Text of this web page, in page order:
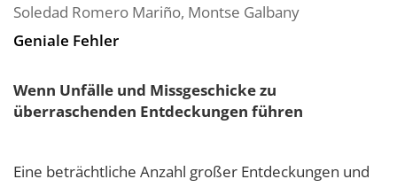
Soledad Romero Mariño, Montse Galbany
Geniale Fehler
Wenn Unfälle und Missgeschicke zu
überraschenden Entdeckungen führen
Eine beträchtliche Anzahl großer Entdeckungen und